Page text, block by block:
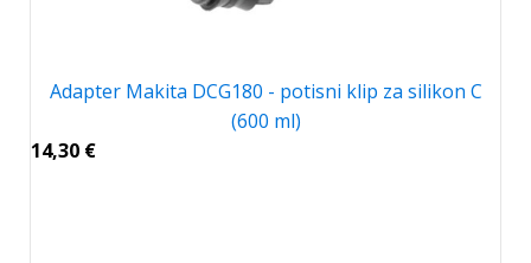
Adapter Makita DCG180 - potisni klip za silikon C
(600 ml)
14,30 €